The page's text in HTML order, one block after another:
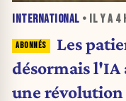
INTERNATIONAL • IL Y A 4
Les
désormais l'IA
une révolution